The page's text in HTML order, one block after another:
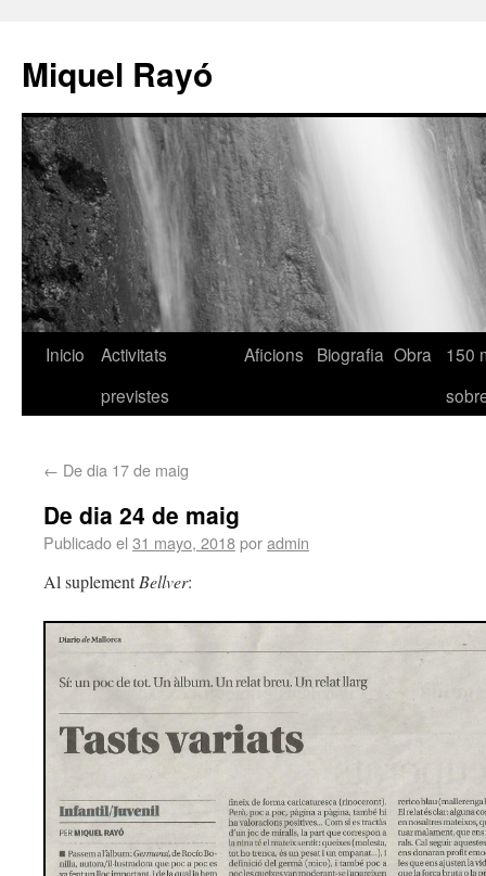
Miquel Rayó
Inicio
Activitats
previstes
Aficions Biografia Obra
150
← De dia 17 de maig
De dia 24 de maig
Publicado el 31 mayo, 2018poradmin
Al suplementBellver: